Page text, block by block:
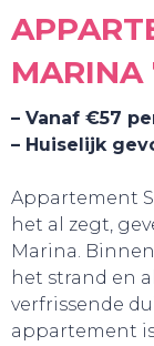
MARINA
– Vanaf €57
– Huiselijk
Appartement
het al zegt,
Marina.
het strand en
verfrissende
appartement